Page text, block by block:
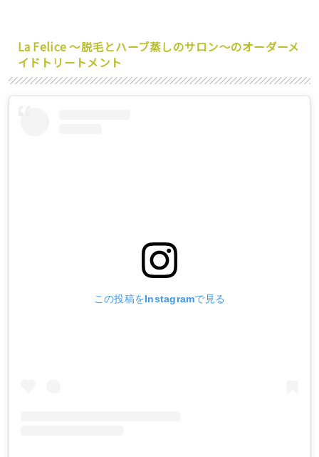
La Felice ～脱毛とハーブ蒸しのサロン～のオーダーメ
イドトリートメント
この投稿をInstagramで見る